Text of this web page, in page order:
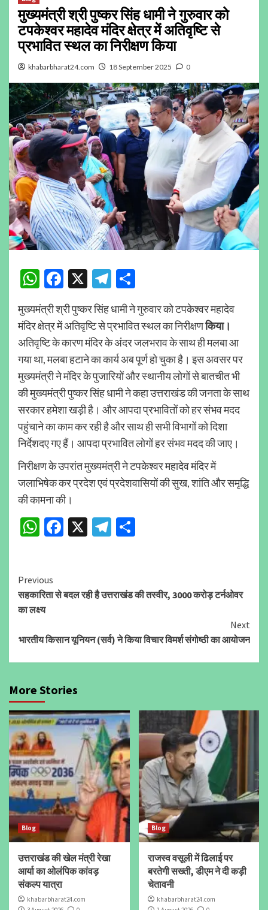
मुख्यमंत्री श्री पुष्कर सिंह धामी ने गुरुवार को
टपकेश्वर महादेव मंदिर क्षेत्र में अतिवृष्टि से
प्रभावित स्थल का निरीक्षण किया
khabarbharat24.com 18 September 2025 0
WhatsApp
Facebook
X Telegram
मुख्यमंत्री श्री पुष्कर सिंह धामी ने गुरुवार को टपकेश्वर महादेव
मंदिर क्षेत्र में अतिवृष्टि से प्रभावित स्थल का निरीक्षणकिया।
अतिवृष्टि के कारण मंदिर के अंदर जलभराव के साथ ही मलबा आ
गया था, मलबा हटाने का कार्य अब पूर्ण हो चुका है। इस अवसर पर
मुख्यमंत्री ने मंदिर के पुजारियों और स्थानीय लोगों से बातचीत भी
की मुख्यमंत्री पुष्कर सिंह धामी ने कहा उत्तराखंड की जनता के साथ
सरकार हमेशा खड़ी है। और आपदा प्रभावितों को हर संभव मदद
पहुंचाने का काम कर रही है और साथ ही सभी विभागों को दिशा
निर्देशदए गए हैं। आपदा प्रभावित लोगों हर संभव मदद की जाए।
निरीक्षण के उपरांत मुख्यमंत्री ने टपकेश्वर महादेव मंदिर में
जलाभिषेक कर प्रदेश एवं प्रदेशवासियों की सुख, शांति और समृद्धि
की कामना की।
WhatsApp
Facebook
X Telegram
Continue
Reading
Previous
सहकारिता से बदल रही है उत्तराखंड की तस्वीर, 3000 करोड़ टर्नओवर
का लक्ष्य
Next
भारतीय किसान यूनियन (सर्व) ने किया विचार विमर्श संगोष्ठी का आयोजन
More Stories
Blog
उत्तराखंड की खेल मंत्री रेखा
आर्या का ओलंपिक कांवड़
संकल्प यात्रा
khabarbharat24.com
Blog
राजस्व वसूली में ढिलाई पर
बरतेगी सख्ती, डीएम ने दी कड़ी
चेतावनी
khabarbharat24.com